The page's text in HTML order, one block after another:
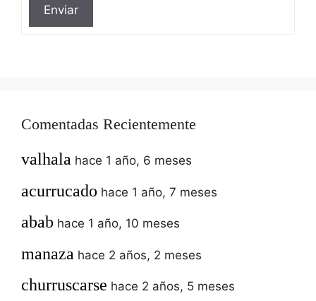
Enviar
Comentadas Recientemente
valhala hace 1 año, 6 meses
acurrucado hace 1 año, 7 meses
abab hace 1 año, 10 meses
manaza hace 2 años, 2 meses
churruscarse hace 2 años, 5 meses